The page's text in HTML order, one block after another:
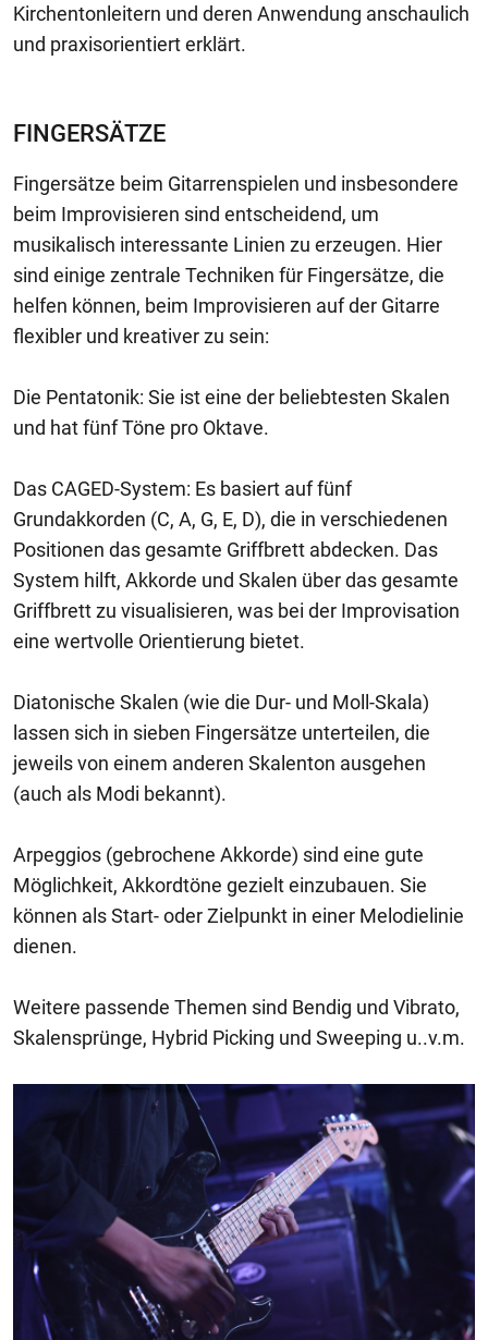
Kirchentonleitern und deren Anwendung anschaulich
und praxisorientiert erklärt.
FINGERSÄTZE
Fingersätze beim Gitarrenspielen und insbesondere
beim Improvisieren sind entscheidend, um
musikalisch interessante Linien zu erzeugen. Hier
sind einige zentrale Techniken für Fingersätze, die
helfen können, beim Improvisieren auf der Gitarre
flexibler und kreativer zu sein:
Die Pentatonik: Sie ist eine der beliebtesten Skalen
und hat fünf Töne pro Oktave.
Das CAGED-System: Es basiert auf fünf
Grundakkorden (C, A, G, E, D), die in verschiedenen
Positionen das gesamte Griffbrett abdecken. Das
System hilft, Akkorde und Skalen über das gesamte
Griffbrett zu visualisieren, was bei der Improvisation
eine wertvolle Orientierung bietet.
Diatonische Skalen (wie die Dur- und Moll-Skala)
lassen sich in sieben Fingersätze unterteilen, die
jeweils von einem anderen Skalenton ausgehen
(auch als Modi bekannt).
Arpeggios (gebrochene Akkorde) sind eine gute
Möglichkeit, Akkordtöne gezielt einzubauen. Sie
können als Start- oder Zielpunkt in einer Melodielinie
dienen.
Weitere passende Themen sind Bendig und Vibrato,
Skalensprünge, Hybrid Picking und Sweeping u..v.m.